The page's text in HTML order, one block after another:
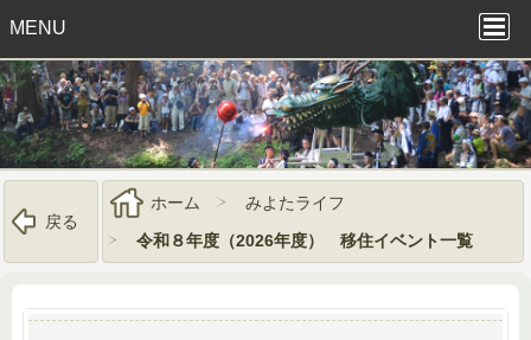
MENU
戻る
ホーム
みよたライフ
令和８年度（2026年度） 移住イベント一覧